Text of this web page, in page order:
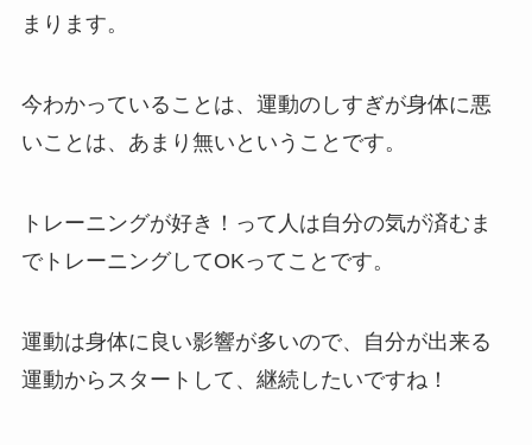
まります。
今わかっていることは、運動のしすぎが身体に悪
いことは、あまり無いということです。
トレーニングが好き！って人は自分の気が済むま
でトレーニングしてOKってことです。
運動は身体に良い影響が多いので、自分が出来る
運動からスタートして、継続したいですね！